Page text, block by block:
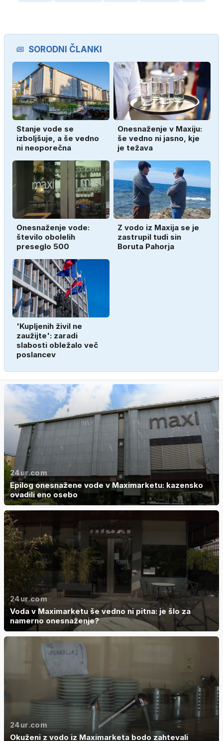
SORODNI ČLANKI
Stanje vode se
izboljšuje, a še vedno
ni neoporečna
Onesnaženje v Maxiju:
še vedno ni jasno, kje
je težava
Onesnaženje vode:
število obolelih
preseglo 500
Z vodo iz Maxija se je
zastrupil tudi sin
Boruta Pahorja
'Kupljenih živil ne
zaužijte': zaradi
slabosti obležalo več
poslancev
24ur.com
Epilog onesnažene vode v Maximarketu: kazensko
ovadili eno osebo
24ur.com
Voda v Maximarketu še vedno ni pitna: je šlo za
namerno onesnaženje?
24ur.com
Okuženi z vodo iz Maximarketa bodo zahtevali